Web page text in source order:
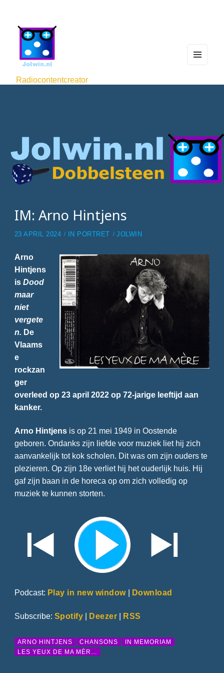
Radiocontentcreator
WIDG
IM: Arno Hintjens
23 APRIL 2024 IN PORTRET JOLWIN
Arno
Hintjens
is Dood
maar
niet
vergete
n. De
Vlaams
e
rockzan
ger
overleed op 23 april 2022 op 72-jarige leeftijd aan
kanker.
Arno Hintjensis op 21 mei 1949 in Oostende
geboren. Ondanks zijn liefde voor muziek liet hij zich
aanvankelijk tot kok scholen. Dit was om zijn ouders te
plezieren. Op zijn 18e verliet hij het ouderlijk huis. Hij
gaf zijn baan in de horeca op om zich volledig op
muziek te kunnen storten.
Podcast: Play in new window| Download
Subscribe: Spotify | Deezer | RSS
ARNO HINTJENS CHANSONS
IN MEMORIAM
LES YEUX DE MA MÈR…